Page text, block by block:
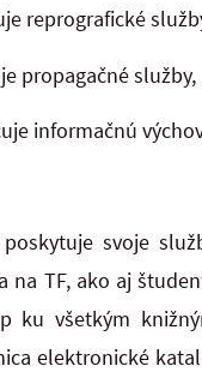
reprografické
propagačné služby,
informačnú
svoje
na TF, ako aj
ku všetkým
elektronické